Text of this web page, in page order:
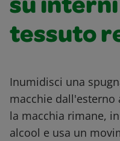
su
tessuto
Inumidisci una
macchie dall'esterno
la macchia rimane,
alcool e usa un